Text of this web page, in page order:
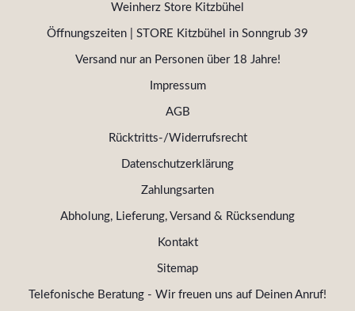
Weinherz Store Kitzbühel
Öffnungszeiten | STORE Kitzbühel in Sonngrub 39
Versand nur an Personen über 18 Jahre!
Impressum
AGB
Rücktritts-/Widerrufsrecht
Datenschutzerklärung
Zahlungsarten
Abholung, Lieferung, Versand & Rücksendung
Kontakt
Sitemap
Telefonische Beratung - Wir freuen uns auf Deinen Anruf!